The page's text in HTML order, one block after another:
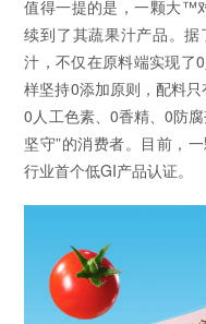
值得一提的是，一颗大™
续到了其蔬果汁产品。
汁，不仅在原料端实现了
样坚持0添加原则，配料只
0人工色素、0香精、0防
坚守”的消费者。目前，
行业首个低GI产品认证。